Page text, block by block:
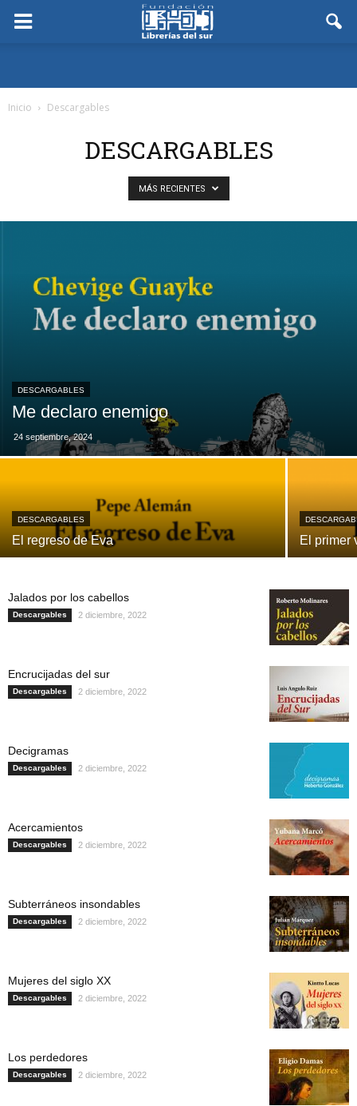
Inicio Descargables
DESCARGABLES
MÁS RECIENTES
DESCARGABLES
Me declaro enemigo
24 septiembre, 2024
DESCARGABLES
El regreso de Eva El primer
Jalados por los cabellos
Descargables 2 diciembre, 2022
Encrucijadas del sur
Descargables 2 diciembre, 2022
Decigramas
Descargables 2 diciembre, 2022
Acercamientos
Descargables 2 diciembre, 2022
Subterráneos insondables
Descargables 2 diciembre, 2022
Mujeres del siglo XX
Descargables 2 diciembre, 2022
Los perdedores
Descargables 2 diciembre, 2022